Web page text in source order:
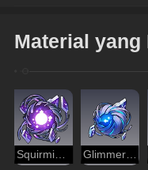
Material yang
Squirming Core Glimmering Core